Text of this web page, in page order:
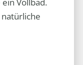
Vollbad.